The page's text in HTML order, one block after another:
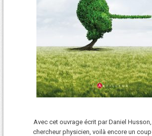
Avec cet ouvrage écrit par Daniel
chercheur physicien, voilà encore un